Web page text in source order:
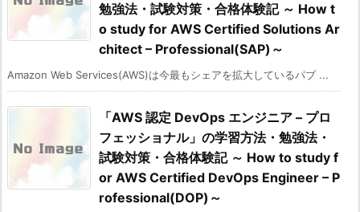
勉強法・試験対策・合格体験記 ～ How t
o study for AWS Certified Solutions Ar
chitect – Professional(SAP)～
Amazon Web Services(AWS)は今最もシェアを拡大しているパブ ...
「AWS 認定 DevOps エンジニア – プロ
フェッショナル」の学習方法・勉強法・
試験対策・合格体験記 ～ How to study f
or AWS Certified DevOps Engineer – P
rofessional(DOP)～